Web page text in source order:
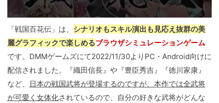
「戦国百花伝」は、 シナリオもスキル演出も見応え抜群の美
麗グラフィックで楽しめるブラウザシミュレーションゲーム
です。DMMゲームズにて2022/11/30よりPC・Android向けに
配信されました。『織田信長』や『豊臣秀吉』『徳川家康』
など、
日本の戦国武将が登場するのですが、本作では全武将
が可愛く女体化されているので、自分の好きな武将がどんな